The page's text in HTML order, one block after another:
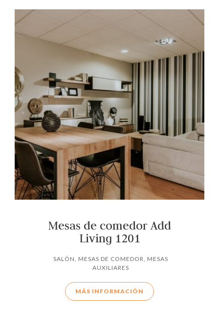
Mesas de comedor Add
Living 1201
SALÓN, MESAS DE COMEDOR, MESAS
AUXILIARES
MÁS INFORMACIÓN